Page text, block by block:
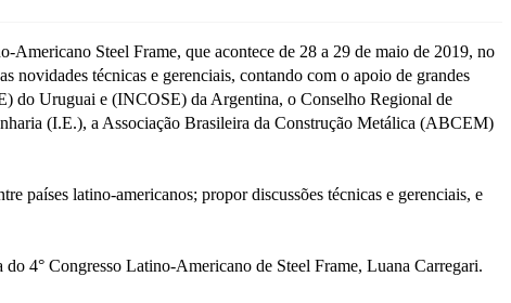
Americano Steel Frame, que acontece de 28 a 29 de maio de 2019, no
novidades técnicas e gerenciais, contando com o apoio de grandes
do Uruguai e (INCOSE) da Argentina, o Conselho Regional de
(I.E.), a Associação Brasileira da Construção Metálica (ABCEM)
países latino-americanos; propor discussões técnicas e gerenciais, e
4° Congresso Latino-Americano de Steel Frame, Luana Carregari.